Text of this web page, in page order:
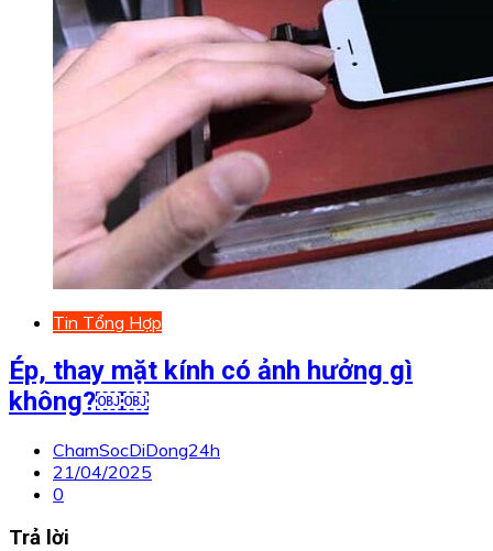
Tin Tổng Hợp
Ép, thay mặt kính có ảnh hưởng gì
không?￼￼
ChamSocDiDong24h
21/04/2025
0
Trả lời